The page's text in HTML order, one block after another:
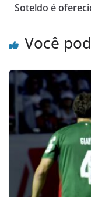
Soteldo é
Você